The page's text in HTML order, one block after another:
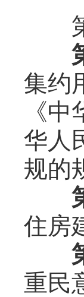
第
集约
《
华人
规的
住房
重民